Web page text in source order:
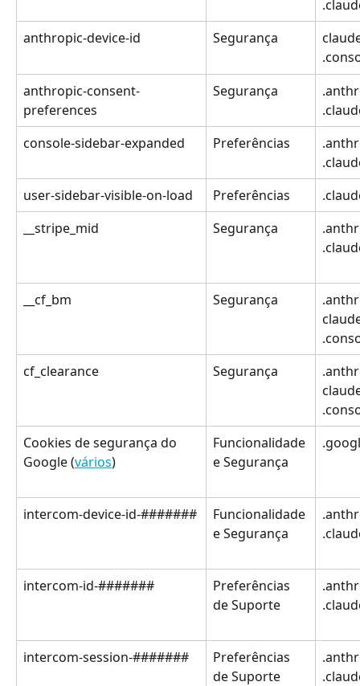
anthropic-device-id
Segurança
anthropic-consent-
preferences
Segurança
console-sidebar-expanded
Preferências
user-sidebar-visible-on-load
Preferências
__stripe_mid
Segurança
__cf_bm Segurança
cf_clearance
Segurança
Cookies de segurança do
Google (vários)
Funcionalidade
e Segurança
intercom-device-id-#######
Funcionalidade
e Segurança
intercom-id-#######
Preferências
de Suporte
intercom-session-#######
Preferências
de Suporte